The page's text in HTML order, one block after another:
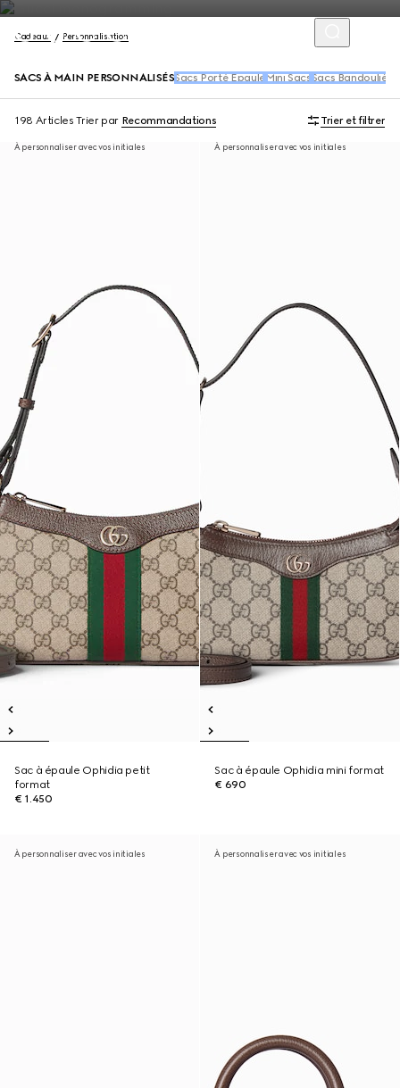
Cadeaux Personnalisation
SACS À MAIN PERSONNALISÉS Sacs Porté Épaule Mini Sacs Sacs Bandoulière
198 Articles Trier par Recommandations Trier et filtrer
À personnaliser avec vos initiales
Sac à épaule Ophidia petit
format
€ 1.450
À personnaliser avec vos initiales
Sac à épaule Ophidia mini format
€ 690
À personnaliser avec vos initiales À personnaliser avec vos initiales